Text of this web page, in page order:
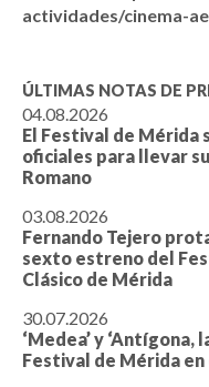
actividades/cinema-
ÚLTIMAS NOTAS DE
04.08.2026
El Festival de Mérida
oficiales para llevar
Romano
03.08.2026
Fernando Tejero
sexto estreno del
Clásico de Mérida
30.07.2026
‘Medea’ y ‘Antígona,
Festival de Mérida